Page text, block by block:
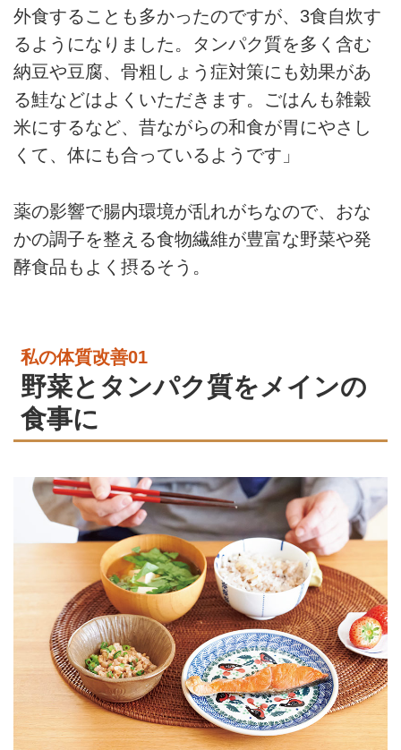
外食することも多かったのですが、3食自炊す
るようになりました。タンパク質を多く含む
納豆や豆腐、骨粗しょう症対策にも効果があ
る鮭などはよくいただきます。ごはんも雑穀
米にするなど、昔ながらの和食が胃にやさし
くて、体にも合っているようです」
薬の影響で腸内環境が乱れがちなので、おな
かの調子を整える食物繊維が豊富な野菜や発
酵食品もよく摂るそう。
私の体質改善01
野菜とタンパク質をメインの
食事に